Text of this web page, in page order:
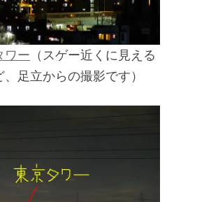
ワー （スゲー近くに見える
、足立からの撮影です）